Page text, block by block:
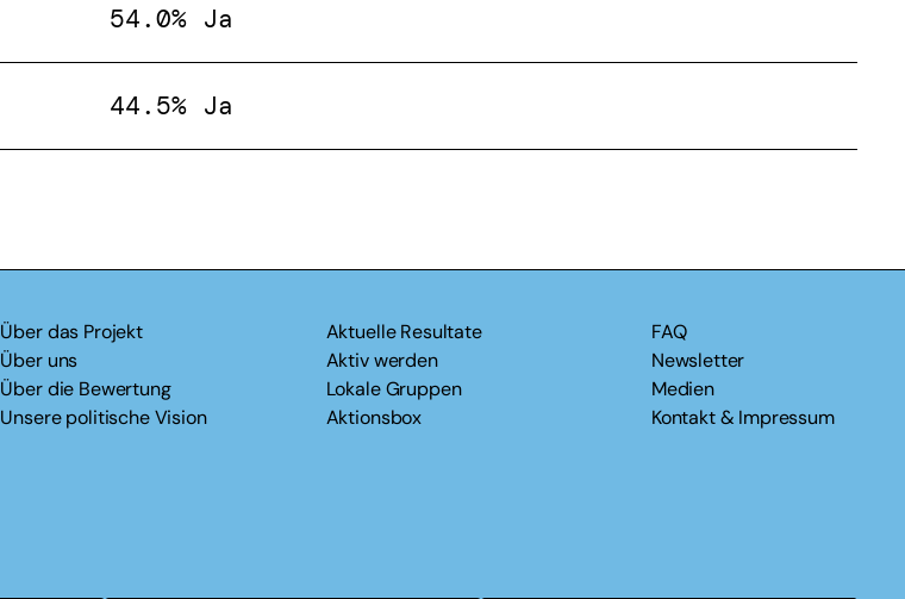
54.0% Ja
44.5% Ja
Über das Projekt
Über uns
Über die Bewertung
Unsere politische Vision
Aktuelle Resultate
Aktiv werden
Lokale Gruppen
Aktionsbox
FAQ
Newsletter
Medien
Kontakt & Impressum